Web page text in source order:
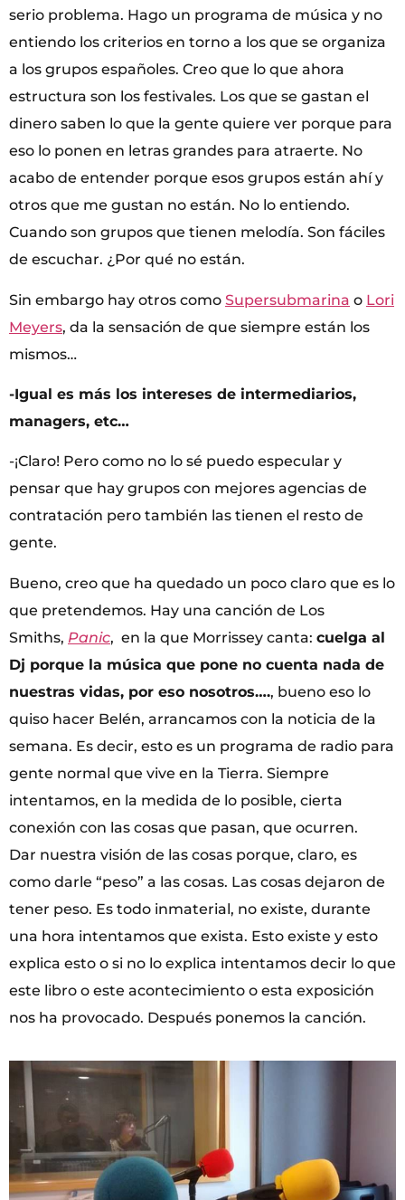
serio problema. Hago un programa de música y no
entiendo los criterios en torno a los que se organiza
a los grupos españoles. Creo que lo que ahora
estructura son los festivales. Los que se gastan el
dinero saben lo que la gente quiere ver porque para
eso lo ponen en letras grandes para atraerte. No
acabo de entender porque esos grupos están ahí y
otros que me gustan no están. No lo entiendo.
Cuando son grupos que tienen melodía. Son fáciles
de escuchar. ¿Por qué no están.
Sin embargo hay otros como Supersubmarina o Lori
Meyers, da la sensación de que siempre están los
mismos…
-Igual es más los intereses de intermediarios,
managers, etc…
-¡Claro! Pero como no lo sé puedo especular y
pensar que hay grupos con mejores agencias de
contratación pero también las tienen el resto de
gente.
Bueno, creo que ha quedado un poco claro que es lo
que pretendemos. Hay una canción de Los
Smiths, Panic, en la que Morrissey canta: cuelga al
Dj porque la música que pone no cuenta nada de
nuestras vidas, por eso nosotros…., bueno eso lo
quiso hacer Belén, arrancamos con la noticia de la
semana. Es decir, esto es un programa de radio para
gente normal que vive en la Tierra. Siempre
intentamos, en la medida de lo posible, cierta
conexión con las cosas que pasan, que ocurren.
Dar nuestra visión de las cosas porque, claro, es
como darle “peso” a las cosas. Las cosas dejaron de
tener peso. Es todo inmaterial, no existe, durante
una hora intentamos que exista. Esto existe y esto
explica esto o si no lo explica intentamos decir lo que
este libro o este acontecimiento o esta exposición
nos ha provocado. Después ponemos la canción.